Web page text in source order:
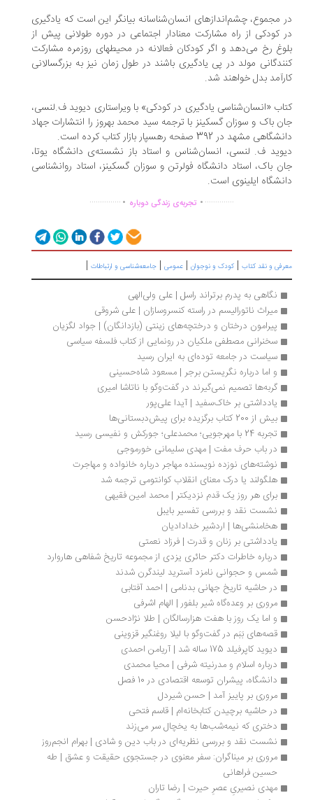
مجموع، چشم‌اندازهای انسان‌شناسانه بیانگر این است که یادگیری
کودکی از راه مشارکت معنادار اجتماعی در دوره طولانی پیش از
رخ می‌دهد و اگر کودکان فعالانه در محیطهای روزمره مشارکت
مولد در پی یادگیری باشند در طول زمان نیز به بزرگسالانی
بدل خواهند شد.
«انسان‌شناسی یادگیری در کودکی» با ویراستاری دیوید ف.لنسی،
باک و سوزان گسکینز با ترجمه سید محمد بهروز را انتشارات جهاد
مشهد در 392 صفحه رهسپار بازار کتاب کرده است.
ف. لنسی، انسان‌شناس و استاد باز نشسته‌ی دانشگاه یوتا،
باک، استاد دانشگاه فولرتن و سوزان گسکینز، استاد روانشناسی
ایلینوی است.
............... .تجربه‌ی زندگی دوباره ...............
و نقد کتاب|کودک و نوجوان |عمومی| جامعه‌شناسی و ارتباطات |
نگاهی به پدرم برتراند راسل | علی ولی‌الهی
میراث ناتورالیسم در راسته کنسروسازان | علی شروقی
پیرامون درختان و درختچه‌های زینتی (بازدانگان) | جواد لگزیان
سخنرانی مصطفی ملکیان در رونمایی از کتاب فلسفه سیاسی
سیاست در جامعه توده‌ای به ایران رسید
و اما درباره نگریستن برجر | مسعود شاه‏‌حسینی
گربه‌ها تصمیم نمی‌گیرند در گفت‌وگو با ناتاشا امیری
یادداشتی بر خاک‌سفید | آیدا علی‌پور
بیش از 200 کتاب‌ برگزیده برای پیش‌دبستانی‌ها
تجربه 24 با مهرجویی؛ محمدعلی؛ جورکش و نفیسی رسید
در باب حرف مفت | مهدی سلیمانی خورموجی
نوشته‌های نوزده نویسنده مهاجر درباره خانواده و مهاجرت
هلگولند یا درک معنای انقلاب کوانتومی ترجمه شد
برای هر روز یک قدم نزدیکتر | محمد امین فقیهی
نشست نقد و بررسی تفسیر بایبل
هخامنشی‌ها | اردشیر خدادادیان
یادداشتی بر زنان و قدرت | فرزاد نعمتی
درباره خاطرات دکتر حائری یزدی از مجموعه تاریخ شفاهی هاروارد
شمس و حجوانی نامزد آسترید لیندگرن شدند
در حاشیه تاریخ جهانی بدنامی | احمد آفتابی
مروری بر وعده‌گاه شیر بلفور | الهام اشرفی
و اما یک روز با هفت هزارسالگان | طلا نژادحسن
قصه‌های بَبَم در گفت‌وگو با لیلا روغنگیر قزوینی
دیوید کاپرفیلد 175 ساله شد | آریامن احمدی
درباره اسلام و مدرنیته شرفی | محیا محمدی
دانشگاه، پیشران توسعه اقتصادی در 10 فصل
مروری بر پاییز آمد | حسن شیردل
در حاشیه‌ برچیدن کتابخانه‌ام | قاسم فتحی
دختری که نیمه‌شب‌ها به یخچال سر می‌زند
نشست نقد و بررسی نظریه‌ای در باب دین و شادی | بهرام انجم‌روز
مروری بر میناگران: سفر معنوی در جستجوی حقیقت و عشق | طه
حسین فراهانی
مهدی نصیریِ عصرِ حیرت | رضا تاران